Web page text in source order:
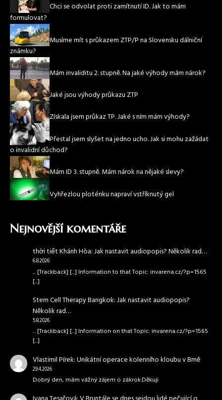
Chci se odvolat proti zamítnutí ID. Jak to mám
formulovat?
Musíme mít s průkazem ZTP/P na Slovensku dálniční
známku?
Mám invaliditu 2. stupně. Na jaké výhody mám nárok?
Jaké jsou výhody průkazu ZTP
Získala jsem průkaz TP. Jaké s ním mám výhody?
Přestal jsem slyšet na jedno ucho. Jak si mohu zažádat
o invalidní důchod?
Mám ID 3. stupně. Mám nárok na nějaké slevy?
Vyhřezlou ploténku napraví vstříknutý gel
Nejnovější komentáře
thời tiết Khánh Hòa:Jak nastavit audiopopis? Několik rad…
6.8.2026
... [Trackback] [...] Information to that Topic: invarena.cz/?p=1565
[...]
Stem Cell Therapy Bangkok:Jak nastavit audiopopis?
Několik rad…
5.8.2026
... [Trackback] [...] Information on that Topic: invarena.cz/?p=1565
[...]
Vlastimil Pírek:Unikátní operace kolenního kloubu v Brně
29.4.2026
Dobrý den, mám vážný zájem o zákrok.Děkuji